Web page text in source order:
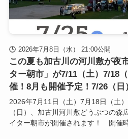
2026年7月8日（水） 21:00公開
この夏も加古川の河川敷が夜
ター朝市」が7/11（土）7/18
催！8月も開催予定！7/26（日
2026年7月11日（土）7月18日（土
（日）、加古川河川敷どうぶつの森
イター朝市が開催されます！ 開催